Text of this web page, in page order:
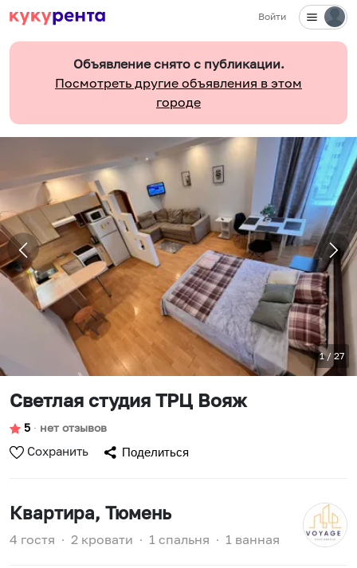
Войти
Объявление снято с публикации.
Посмотреть другие объявления в этом
городе
1/ 27
Светлая студия ТРЦ Вояж
5 ∙ нет отзывов
Сохранить Поделиться
Квартира, Тюмень
4 гостя ∙ 2 кровати ∙ 1 спальня ∙ 1 ванная